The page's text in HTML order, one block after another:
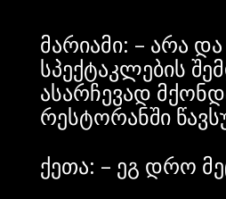
მარიამი: – არა
სპექტაკლების
ასარჩევად
რესტორანში
ქეთა: – ეგ დრო